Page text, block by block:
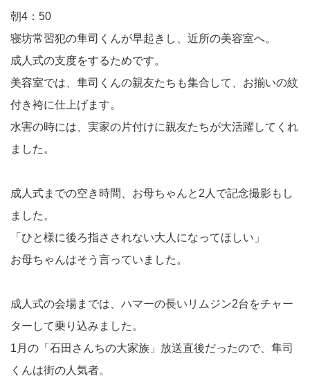
朝4：50
寝坊常習犯の隼司くんが早起きし、近所の美容室へ。
成人式の支度をするためです。
美容室では、隼司くんの親友たちも集合して、お揃いの紋
付き袴に仕上げます。
水害の時には、実家の片付けに親友たちが大活躍してくれ
ました。
成人式までの空き時間、お母ちゃんと2人で記念撮影もし
ました。
「ひと様に後ろ指さされない大人になってほしい」
お母ちゃんはそう言っていました。
成人式の会場までは、ハマーの長いリムジン2台をチャー
ターして乗り込みました。
1月の「石田さんちの大家族」放送直後だったので、隼司
くんは街の人気者。